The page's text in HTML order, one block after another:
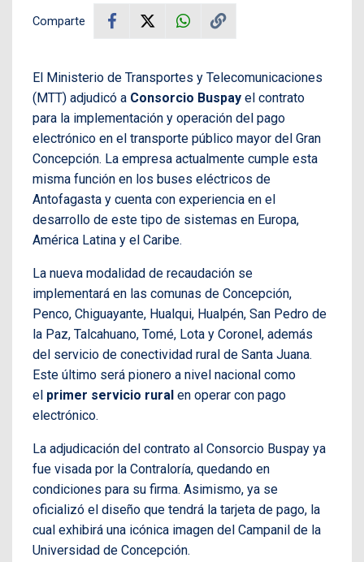
Comparte
El Ministerio de Transportes y Telecomunicaciones
(MTT) adjudicó a Consorcio Buspay el contrato
para la implementación y operación del pago
electrónico en el transporte público mayor del Gran
Concepción. La empresa actualmente cumple esta
misma función en los buses eléctricos de
Antofagasta y cuenta con experiencia en el
desarrollo de este tipo de sistemas en Europa,
América Latina y el Caribe.
La nueva modalidad de recaudación se
implementará en las comunas de Concepción,
Penco, Chiguayante, Hualqui, Hualpén, San Pedro de
la Paz, Talcahuano, Tomé, Lota y Coronel, además
del servicio de conectividad rural de Santa Juana.
Este último será pionero a nivel nacional como
el primer servicio rural en operar con pago
electrónico.
La adjudicación del contrato al Consorcio Buspay ya
fue visada por la Contraloría, quedando en
condiciones para su firma. Asimismo, ya se
oficializó el diseño que tendrá la tarjeta de pago, la
cual exhibirá una icónica imagen del Campanil de la
Universidad de Concepción.